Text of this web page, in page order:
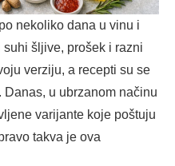
nekoliko dana u vinu i
šljive, prošek i razni
verziju, a recepti su se
u ubrzanom načinu
varijante koje poštuju
takva je ova